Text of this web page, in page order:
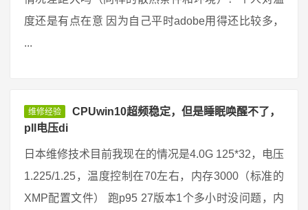
度还是有点在意 因为自己平时adobe用得还比较多，
...
维修经验
CPUwin10超频稳定，但是睡眠唤醒不了，
pll电压di
日本维修技术目前我现在的情况是4.0G 125*32，电压
1.225/1.25，温度控制在70左右，内存3000（标准的
XMP配置文件） 跑p95 27版本1个多小时没问题，内